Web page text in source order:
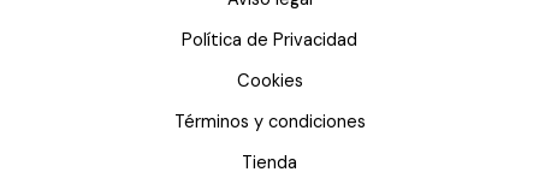
Política de Privacidad
Cookies
Términos y condiciones
Tienda